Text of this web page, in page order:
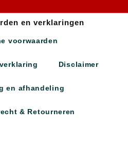
en verklaringen
voorwaarden
Disclaimer
en afhandeling
& Retourneren